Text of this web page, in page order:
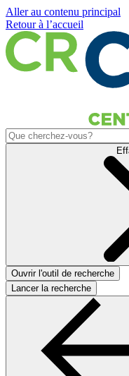
Aller au contenu principal
Retour à l’accueil
Ouvrir l'outil de recherche
Lancer la recherche